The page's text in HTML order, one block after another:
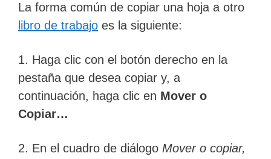
La forma común de copiar una hoja a otro
libro de trabajo es la siguiente:
1. Haga clic con el botón derecho en la
pestaña que desea copiar y, a
continuación, haga clic en Mover o
Copiar…
2. En el cuadro de diálogo Mover o copiar,